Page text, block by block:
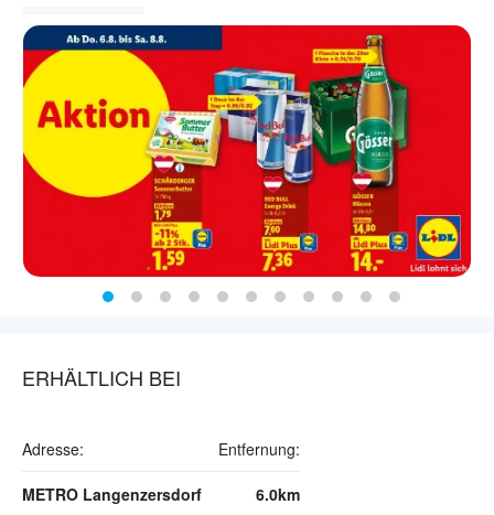
ERHÄLTLICH BEI
Adresse: Entfernung:
METRO Langenzersdorf 6.0km